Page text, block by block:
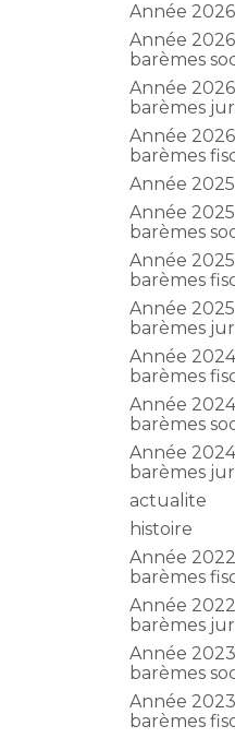
Année
Année
barèmes
Année
barèmes
Année
barèmes
Année
Année
barèmes
Année
barèmes
Année
barèmes
Année
barèmes
Année
barèmes
Année
barèmes
actualite
histoire
Année
barèmes
Année
barèmes
Année
barèmes
Année
barèmes